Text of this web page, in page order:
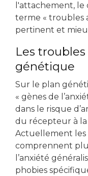
l'attachement, le
terme « troubles
pertinent et
Les
génétique
Sur le plan
« gènes de
dans le risque
du récepteur à la
Actuellement
comprennent
l’anxiété
phobies